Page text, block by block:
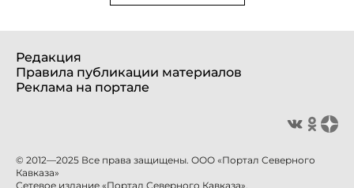
Редакция
Правила публикации материалов
Реклама на портале
© 2012—2025 Все права защищены. ООО «Портал Северного
Кавказа»
Сетевое издание «Портал Северного Кавказа».